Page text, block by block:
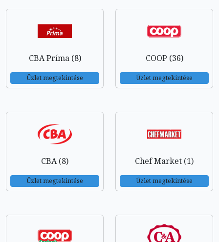
CBA Príma (8)
Üzlet megtekintése
COOP (36)
Üzlet megtekintése
CBA (8)
Üzlet megtekintése
Chef Market (1)
Üzlet megtekintése